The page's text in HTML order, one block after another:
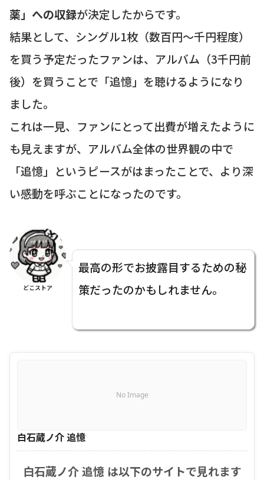
薬」への収録が決定したからです。
結果として、シングル1枚（数百円〜千円程度）
を買う予定だったファンは、アルバム（3千円前
後）を買うことで「追憶」を聴けるようになり
ました。
これは一見、ファンにとって出費が増えたように
も見えますが、アルバム全体の世界観の中で
「追憶」というピースがはまったことで、より深
い感動を呼ぶことになったのです。
どこストア
最高の形でお披露目するための秘
策だったのかもしれません。
No Image
白石蔵ノ介 追憶
白石蔵ノ介 追憶 は以下のサイトで見れます